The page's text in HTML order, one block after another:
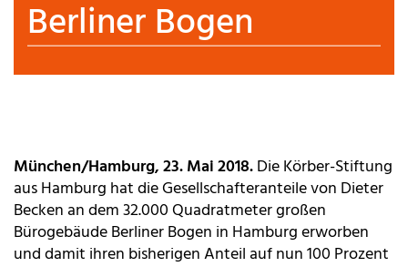
Berliner Bogen
München/Hamburg, 23. Mai 2018.Die Körber-Stiftung
aus Hamburg hat die Gesellschafteranteile von Dieter
Becken an dem 32.000 Quadratmeter großen
Bürogebäude Berliner Bogen in Hamburg erworben
und damit ihren bisherigen Anteil auf nun 100 Prozent